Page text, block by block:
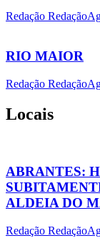
Redação Redação
RIO MAIOR
Redação Redação
Locais
ABRANTES:
ALDEIA DO
Redação Redação